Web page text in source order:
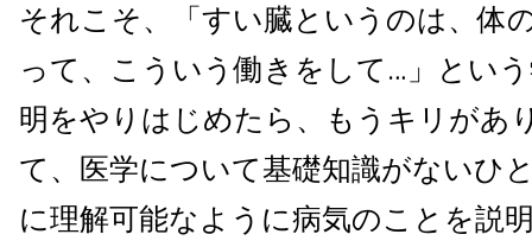
それこそ、「すい臓というのは、体
って、こういう働きをして … 」とい
明をやりはじめたら、もうキリがあ
て、医学について基礎知識がないひ
に理解可能なように病気のことを説